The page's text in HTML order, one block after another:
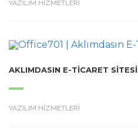
YAZILIM HİZMETLERİ
AKLIMDASIN E-TICARET SITESI
YAZILIM HİZMETLERİ